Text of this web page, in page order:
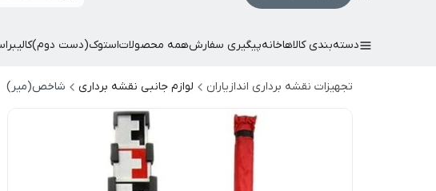
دسته‌بندی کالاهاخانهپیگیری سفارشهمه محصولاتاستوک(دست دوم)
تجهیزات نقشه برداری اندازیاران لوازم جانبی نقشه برداری شاخص(میر)